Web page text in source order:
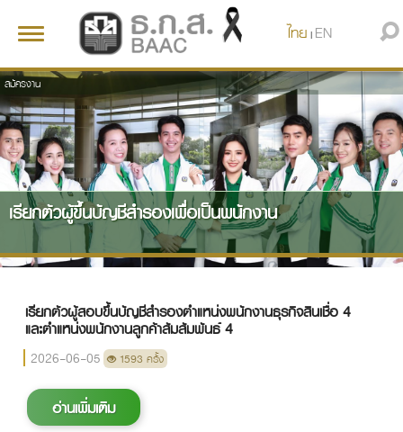
Toggle
ไทย | EN
สมัครงาน
เรียกตัวผู้ขึ้นบัญชีสำรองเพื่อเป็นพนักงาน
เรียกตัวผู้สอบขึ้นบัญชีสำรองตำแหน่งพนักงานธุรกิจสินเชื่อ 4
และตำแหน่งพนักงานลูกค้าสัมสัมพันธ์ 4
2026-06-05 1593 ครั้ง
อ่านเพิ่มเติม